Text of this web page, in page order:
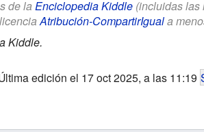
de la Enciclopedia Kiddle(incluidas las
Atribución-CompartirIguala
Kiddle.
edición el 17 oct 2025, a las 11:19